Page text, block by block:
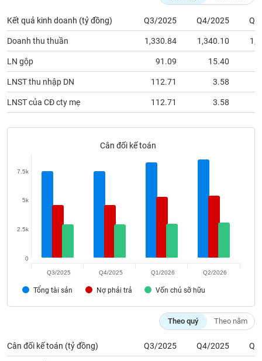
Kết quả kinh doanh (tỷ đồng) Q3/2025 Q4/2025
Doanh thu thuần 1,330.84 1,340.10
LN gộp 91.09 15.40
LNST thu nhập DN 112.71 3.58
LNST của CĐ cty mẹ 112.71 3.58
Cân đối kế toán
Tổng tài sản Nợ phải trả Vốn chủ sỡ hữu
0
2.5k
5k
7.5k
Q3/2025 Q4/2025 Q1/2026 Q2/2026
Theo quý Theo năm
Cân đối kế toán (tỷ đồng) Q3/2025 Q4/2025
cáo
phân
tích
(-)
(-)
vụ
tạo
Sách